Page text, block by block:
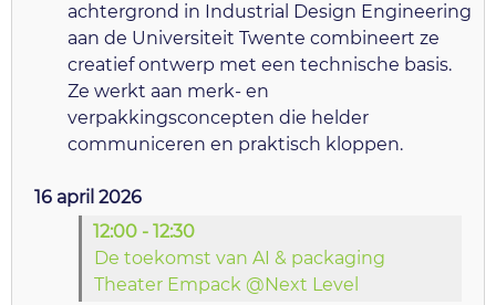
achtergrond in Industrial Design Engineering
aan de Universiteit Twente combineert ze
creatief ontwerp met een technische basis.
Ze werkt aan merk- en
verpakkingsconcepten die helder
communiceren en praktisch kloppen.
16 april 2026
12:00 - 12:30
De toekomst van AI & packaging
Theater Empack @Next Level